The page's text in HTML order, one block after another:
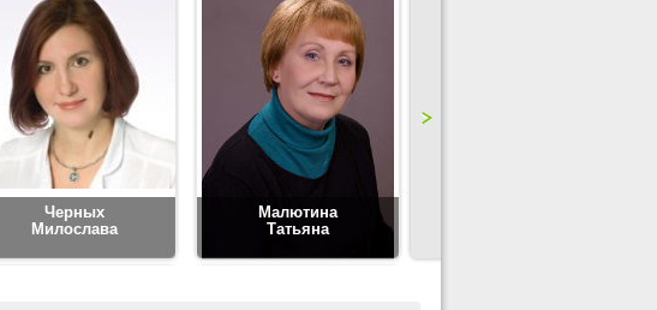
Черных
Милослава
Малютина
Татьяна